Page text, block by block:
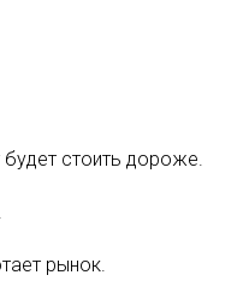
стоить дороже.
рынок.